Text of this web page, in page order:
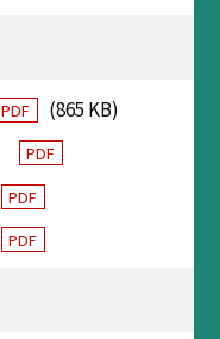
PDF
(865 KB)
PDF
PDF
PDF